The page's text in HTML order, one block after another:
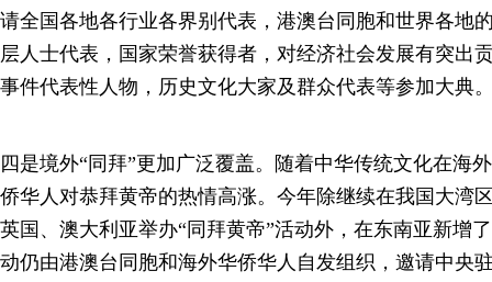
请全国各地各行业各界别代表，港澳台同胞和世界各地
层人士代表，国家荣誉获得者，对经济社会发展有突出
事件代表性人物，历史文化大家及群众代表等参加大典
四是境外“同拜”更加广泛覆盖。随着中华传统文化在海
侨华人对恭拜黄帝的热情高涨。今年除继续在我国大湾
英国、澳大利亚举办“同拜黄帝”活动外，在东南亚新增
动仍由港澳台同胞和海外华侨华人自发组织，邀请中央